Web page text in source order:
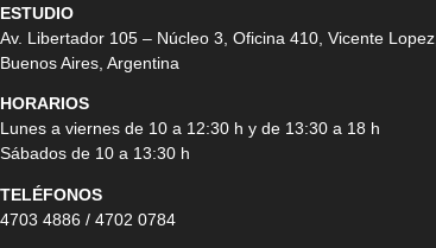
ESTUDIO
Av. Libertador 105 – Núcleo 3, Oficina 410, Vicente Lopez,
Buenos Aires, Argentina
HORARIOS
Lunes a viernes de 10 a 12:30 h y de 13:30 a 18 h
Sábados de 10 a 13:30 h
TELÉFONOS
4703 4886 / 4702 0784